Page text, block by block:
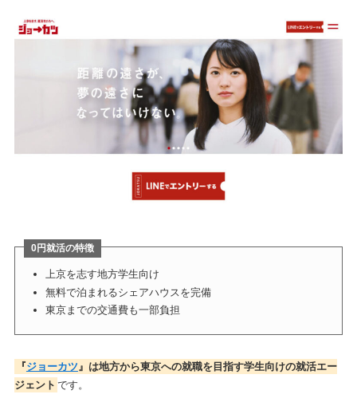
0円就活の特徴
上京を志す地方学生向け
無料で泊まれるシェアハウスを完備
東京までの交通費も一部負担
『ジョーカツ 』は地方から東京への就職を目指す学生向けの就活エー
ジェント です。